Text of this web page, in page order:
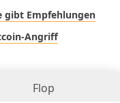
gibt Empfehlungen
Angriff
Flop